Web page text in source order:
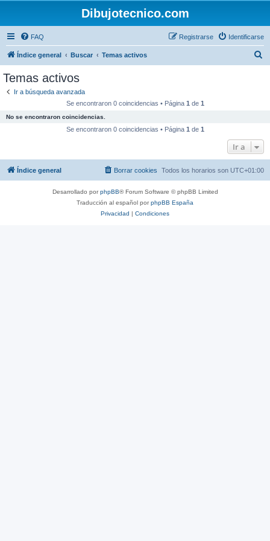
Dibujotecnico.com
FAQ Identificarse
Registrarse
Índice general Buscar Temas activos
Temas activos
Ir a búsqueda avanzada
Se encontraron 0 coincidencias • Página 1 de 1
No se encontraron coincidencias.
Se encontraron 0 coincidencias • Página 1 de 1
Ir a
Índice general Todos los horarios son UTC+01:00
Borrar cookies
Desarrollado porphpBB® Forum Software © phpBB Limited
Traducción al español porphpBB España
Privacidad | Condiciones